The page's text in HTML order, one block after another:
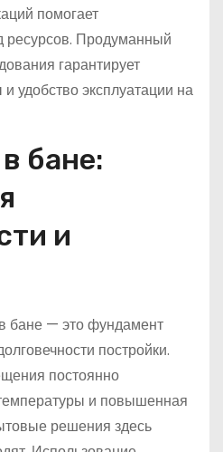
помогает
ресурсов. Продуманный
гарантирует
удобство эксплуатации на
бане:
и
бане — это фундамент
постройки.
постоянно
и повышенная
решения здесь